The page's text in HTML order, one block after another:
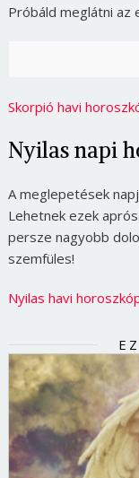
Próbáld meglátni az
Skorpió havi
Nyilas napi
A meglepetések
Lehetnek ezek
persze nagyobb
szemfüles!
Nyilas havi